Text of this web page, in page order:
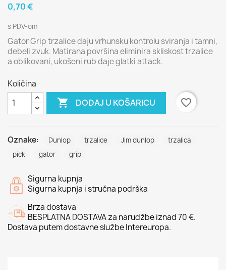
0,70 €
s PDV-om
Gator Grip trzalice daju vrhunsku kontrolu sviranja i tamni,
debeli zvuk. Matirana površina eliminira skliskost trzalice
a oblikovani, ukošeni rub daje glatki attack.
Količina
 DODAJ U KOŠARICU favorite_border
Oznake: Dunlop trzalice Jim dunlop
trzalica
pick
gator grip
Sigurna kupnja
Sigurna kupnja i stručna podrška
Brza dostava
BESPLATNA DOSTAVA za narudžbe iznad 70 €.
Dostava putem dostavne službe Intereuropa.